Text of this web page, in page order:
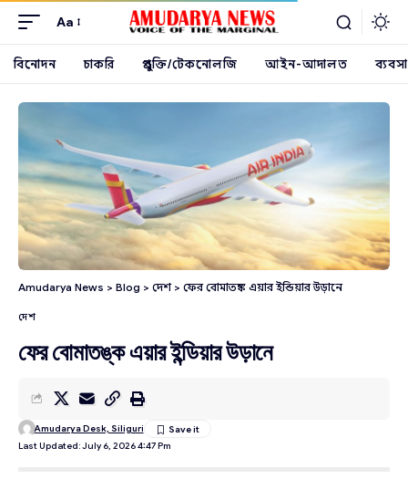
Aa
বিনোদন চাকরি প্রযুক্তি/টেকনোলজি আইন-আদালত ব্যবসা
Amudarya News > Blog > দেশ> ফের বোমাতঙ্ক এয়ার ইন্ডিয়ার উড়ানে
দেশ
ফের বোমাতঙ্ক এয়ার ইন্ডিয়ার উড়ানে
Last Updated: July 6, 2026 4:47 Pm
Amudarya Desk, Siliguri